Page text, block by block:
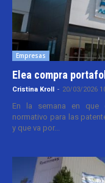
Empresas
Elea compra
Cristina Kroll - 20/03/2026
En la semana en que
normativo para las
y que va por...